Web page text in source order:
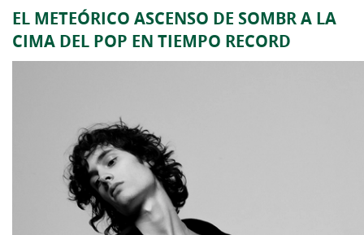
EL METEÓRICO ASCENSO DE SOMBR A LA
CIMA DEL POP EN TIEMPO RECORD